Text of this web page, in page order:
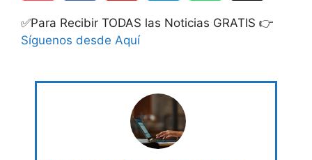
✅Para Recibir TODAS las Noticias GRATIS 👉
Síguenos desde Aquí